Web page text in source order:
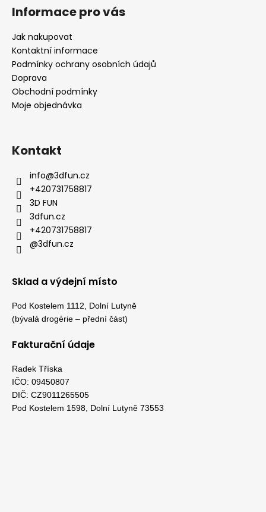
Informace pro vás
Jak nakupovat
Kontaktní informace
Podmínky ochrany osobních údajů
Doprava
Obchodní podmínky
Moje objednávka
Kontakt
info@3dfun.cz
+420731758817
3D FUN
3dfun.cz
+420731758817
@3dfun.cz
Sklad a výdejní místo
Pod Kostelem 1112, Dolní Lutyně
(bývalá drogérie – přední část)
Fakturační údaje
Radek Tříska
IČO: 09450807
DIČ: CZ9011265505
Pod Kostelem 1598, Dolní Lutyně 73553